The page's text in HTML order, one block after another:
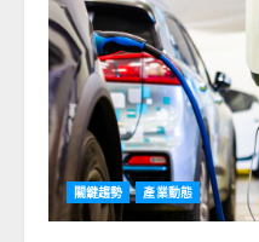
關鍵趨勢 產業動態